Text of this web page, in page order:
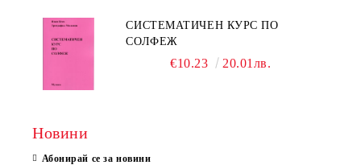
СИСТЕМАТИЧЕН КУРС ПО
СОЛФЕЖ
€10.23 20.01лв.
Новини
Абонирай се за новини